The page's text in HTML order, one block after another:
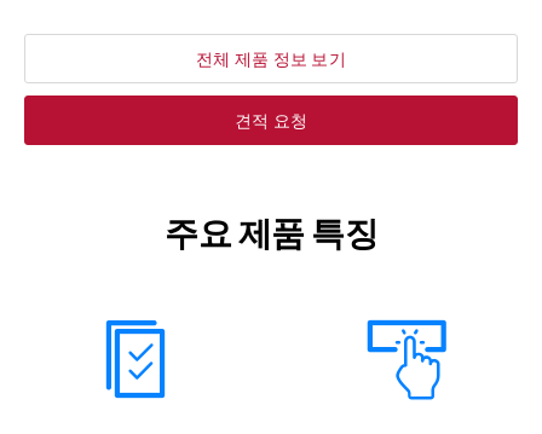
전체 제품 정보 보기
견적 요청
주요 제품 특징